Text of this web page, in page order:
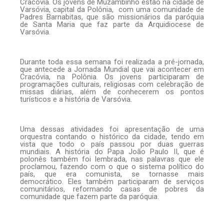
Cracóvia. Os jovens de Muzambinho estão na cidade de
Varsóvia, capital da Polônia, com uma comunidade de
Padres Barnabitas, que são missionários da paróquia
de Santa Maria que faz parte da Arquidiocese de
Varsóvia.
Durante toda essa semana foi realizada a pré-jornada,
que antecede a Jornada Mundial que vai acontecer em
Cracóvia, na Polônia. Os jovens participaram de
programações culturais, religiosas com celebração de
missas diárias, além de conhecerem os pontos
turísticos e a história de Varsóvia.
Uma dessas atividades foi apresentação de uma
orquestra contando o histórico da cidade, tendo em
vista que todo o país passou por duas guerras
mundiais. A história do Papa João Paulo II, que é
polonês também foi lembrada, nas palavras que ele
proclamou, fazendo com o que o sistema político do
país, que era comunista, se tornasse mais
democrático. Eles também participaram de serviços
comunitários, reformando casas de pobres da
comunidade que fazem parte da paróquia.